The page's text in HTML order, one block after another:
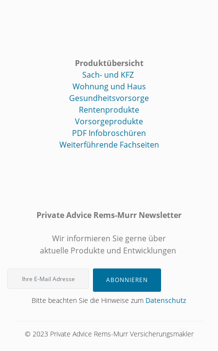
Produktübersicht
Sach- und KFZ
Wohnung und Haus
Gesundheitsvorsorge
Rentenprodukte
Vorsorgeprodukte
PDF Infobroschüren
Weiterführende Fachseiten
Private Advice Rems-Murr Newsletter
Wir informieren Sie gerne über
aktuelle Produkte und Entwicklungen
ABONNIEREN
Bitte beachten Sie die Hinweise zum Datenschutz
© 2023 Private Advice Rems-Murr Versicherungsmakler